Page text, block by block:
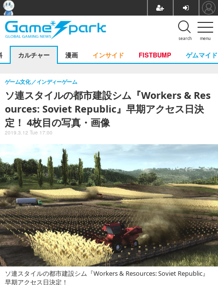
menu
search
カルチャー 漫画 インサイド FISTBUMP ゲムマイド
ソ連スタイルの都市建設シム『Workers & Res
ources: Soviet Republic』早期アクセス日決
定！ 4枚目の写真・画像
ゲーム文化 インディーゲーム
2019.3.12 Tue 17:00
ソ連スタイルの都市建設シム『Workers & Resources: Soviet Republic』
早期アクセス日決定！